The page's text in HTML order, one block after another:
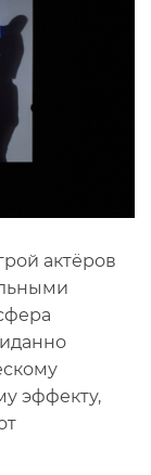
актёров
эффекту,